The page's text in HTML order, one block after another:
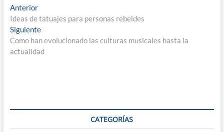
Navegación
de
entradas
AnteriorEntrada
anterior:
Ideas de tatuajes para personas rebeldes
SiguienteEntrada
siguiente:
Como han evolucionado las culturas musicales hasta la
actualidad
CATEGORÍAS